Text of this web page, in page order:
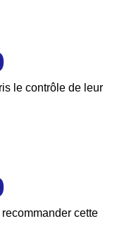
le contrôle de leur
cette